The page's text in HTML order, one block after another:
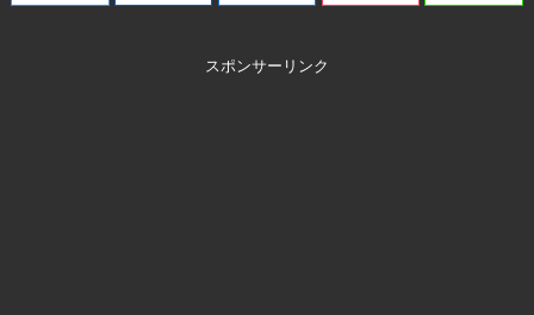
スポンサーリンク